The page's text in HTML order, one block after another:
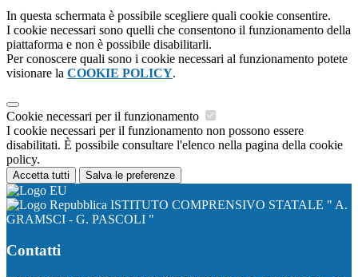
In questa schermata è possibile scegliere quali cookie consentire.
I cookie necessari sono quelli che consentono il funzionamento della
piattaforma e non è possibile disabilitarli.
Per conoscere quali sono i cookie necessari al funzionamento potete
visionare la COOKIE POLICY.
Cookie necessari per il funzionamento
I cookie necessari per il funzionamento non possono essere
disabilitati. È possibile consultare l'elenco nella pagina della cookie
policy.
Accetta tutti Salva le preferenze
ISTITUTO COMPRENSIVO STATALE " A.
GRAMSCI - G. PASCOLI "
Contatti